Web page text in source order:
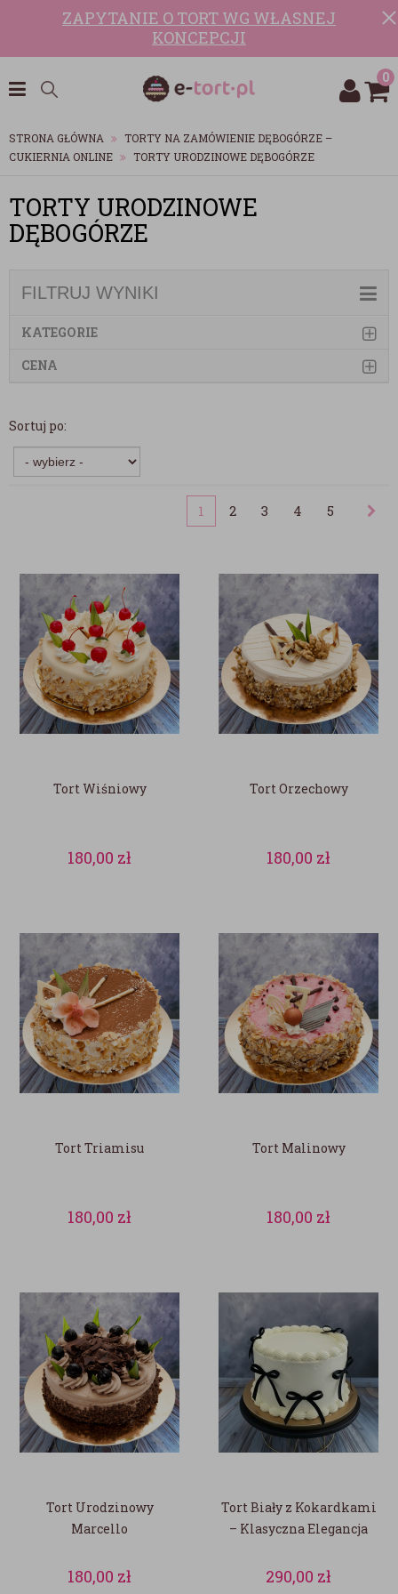
ZAPYTANIE O TORT WG WŁASNEJ
KONCEPCJI
0
STRONA GŁÓWNA
TORTY NA ZAMÓWIENIE DĘBOGÓRZE –
CUKIERNIA ONLINE
TORTY URODZINOWE DĘBOGÓRZE
TORTY URODZINOWE
DĘBOGÓRZE
FILTRUJ WYNIKI
KATEGORIE
CENA
Sortuj po:
1 2 3 4 5
Tort Wiśniowy
180,00 zł
Tort Orzechowy
180,00 zł
Tort Triamisu
180,00 zł
Tort Malinowy
180,00 zł
Tort Urodzinowy
Marcello
180,00 zł
Tort Biały z Kokardkami
– Klasyczna Elegancja
290,00 zł